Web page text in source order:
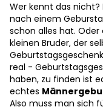
Wer kennt das
nach einem
schon alles hat.
kleinen Bruder, der
real -
haben, zu finden ist
echtes
Also muss man sich